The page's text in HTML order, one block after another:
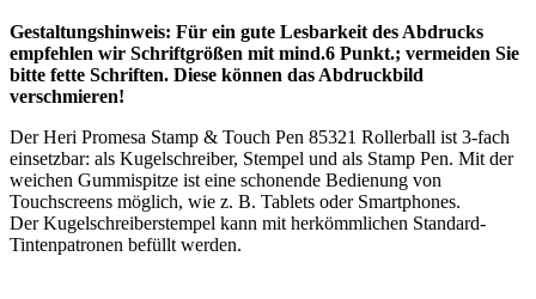
Gestaltungshinweis: Für ein gute Lesbarkeit des Abdrucks
empfehlen wir Schriftgrößen mit mind.6 Punkt.; vermeiden Sie
bitte fette Schriften. Diese können das Abdruckbild
verschmieren!
Der Heri Promesa Stamp & Touch Pen 85321 Rollerball ist 3-fach
einsetzbar: als Kugelschreiber, Stempel und als Stamp Pen. Mit der
weichen Gummispitze ist eine schonende Bedienung von
Touchscreens möglich, wie z. B. Tablets oder Smartphones.
Der Kugelschreiberstempel kann mit herkömmlichen Standard-
Tintenpatronen befüllt werden.